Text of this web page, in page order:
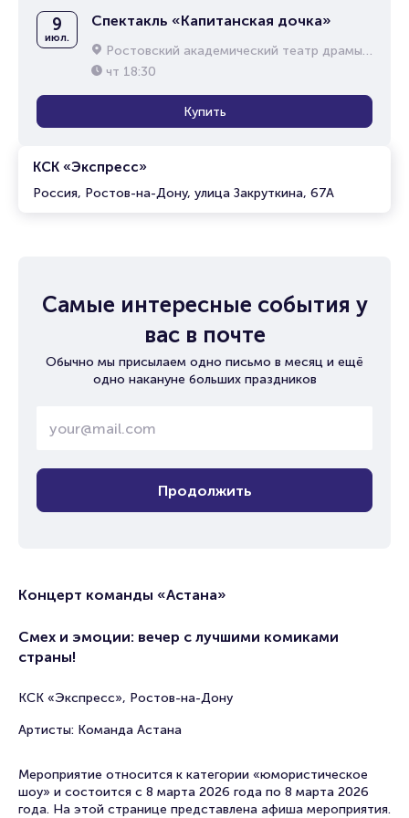
КСК «Экспресс»
Россия, Ростов-на-Дону, улица Закруткина, 67А
9
июл.
Спектакль «Капитанская дочка»
Ростовский академический театр драмы им. М.Горького
чт 18:30
Купить
Самые интересные события у
вас в почте
Обычно мы присылаем одно письмо в месяц и ещё
одно накануне больших праздников
Продолжить
Концерт команды «Астана»
Смех и эмоции: вечер с лучшими комиками
страны!
КСК «Экспресс», Ростов-на-Дону
Артисты: Команда Астана
Мероприятие относится к категории «юмористическое
шоу» и состоится с 8 марта 2026 года по 8 марта 2026
года. На этой странице представлена афиша мероприятия.